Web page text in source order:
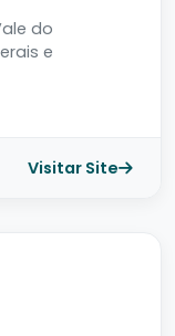
do
e
Visitar Site